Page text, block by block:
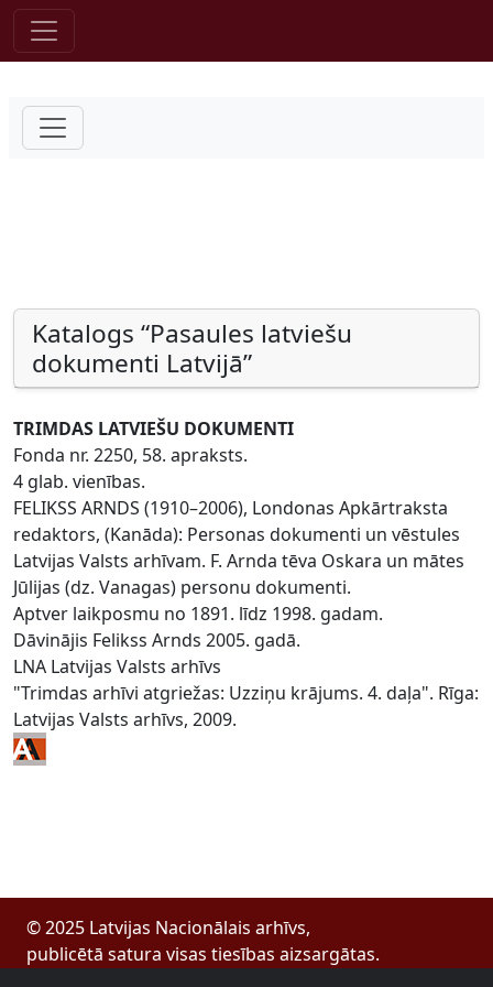
Pāriet uz saturu
Katalogs “Pasaules latviešu
dokumenti Latvijā”
TRIMDAS LATVIEŠU DOKUMENTI
Fonda nr. 2250, 58. apraksts.
4 glab. vienības.
FELIKSS ARNDS (1910–2006), Londonas Apkārtraksta
redaktors, (Kanāda): Personas dokumenti un vēstules
Latvijas Valsts arhīvam. F. Arnda tēva Oskara un mātes
Jūlijas (dz. Vanagas) personu dokumenti.
Aptver laikposmu no 1891. līdz 1998. gadam.
Dāvinājis Felikss Arnds 2005. gadā.
LNA Latvijas Valsts arhīvs
"Trimdas arhīvi atgriežas: Uzziņu krājums. 4. daļa". Rīga:
Latvijas Valsts arhīvs, 2009.
© 2025 Latvijas Nacionālais arhīvs,
publicētā satura visas tiesības aizsargātas.